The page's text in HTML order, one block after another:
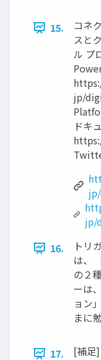
15.
コネ
スと
ル プ
jp/
ドキ
jp/
16.
トリ
は、
の２
ーは
ョン
まに
17.
[補足